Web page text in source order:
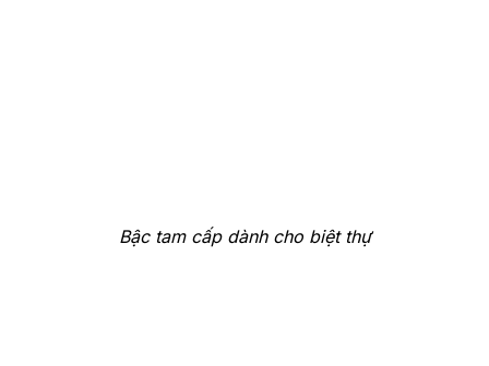
Bậc tam cấp dành cho biệt thự